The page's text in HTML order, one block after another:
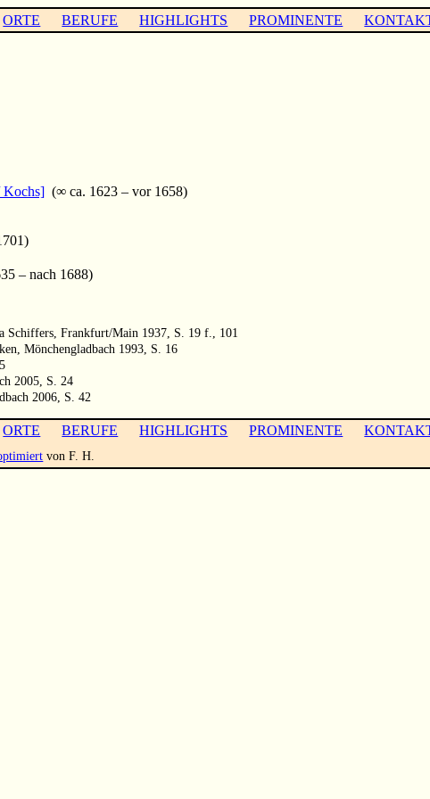
ORTE BERUFE HIGHLIGHTS PROMINENTE
Kochs] (∞ ca. 1623 – vor 1658)
– nach 1688)
Schiffers, Frankfurt/Main 1937, S. 19 f., 101
Mönchengladbach 1993, S. 16
2005, S. 24
2006, S. 42
ORTE BERUFE HIGHLIGHTS PROMINENTE
von F. H.